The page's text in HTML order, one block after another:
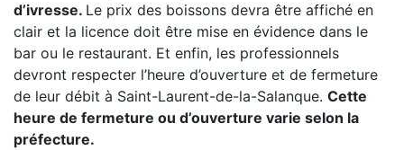
d’ivresse. Le prix des boissons devra être affiché en
clair et la licence doit être mise en évidence dans le
bar ou le restaurant. Et enfin, les professionnels
devront respecter l’heure d’ouverture et de fermeture
de leur débit à Saint-Laurent-de-la-Salanque. Cette
heure de fermeture ou d’ouverture varie selon la
préfecture.